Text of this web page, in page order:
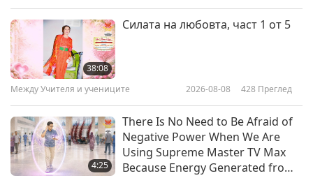
15:56
RASTA Sanctuary: A Lifelong Safe
Haven for Animals, Part 1 of 2
38:08
Силата на любовта, част 1 от 5
Между Учителя и учениците 2026-08-08 428 Преглед
4:25
There Is No Need to Be Afraid of
Negative Power When We Are
Using Supreme Master TV Max
Because Energy Generated from